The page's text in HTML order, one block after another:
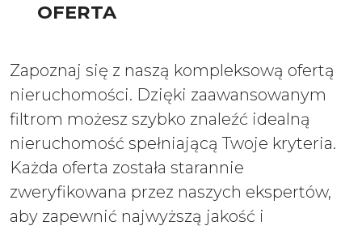
OFERTA
Zapoznaj się z naszą kompleksową ofertą
nieruchomości. Dzięki zaawansowanym
filtrom możesz szybko znaleźć idealną
nieruchomość spełniającą Twoje kryteria.
Każda oferta została starannie
zweryfikowana przez naszych ekspertów,
aby zapewnić najwyższą jakość i